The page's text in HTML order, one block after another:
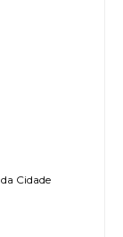
Cidade